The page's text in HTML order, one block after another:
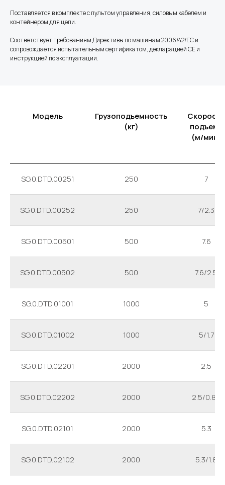
Поставляется в комплекте с пультом управления, силовым кабелем и
контейнером для цепи.
Соответствует требованиям Директивы по машинам 2006/42/EC и
сопровождается испытательным сертификатом, декларацией CE и
инструкцией по эксплуатации.
Модель
Грузоподъемность
(кг)
Скорость
подъема
(м/мин)
SG.0.DTD.00251 250 7
SG.0.DTD.00252 250 7/2.3
SG.0.DTD.00501 500 7.6
SG.0.DTD.00502 500 7.6/2.5
SG.0.DTD.01001 1000 5
SG.0.DTD.01002 1000 5/1.7
SG.0.DTD.02201 2000 2.5
SG.0.DTD.02202 2000 2.5/0.85
SG.0.DTD.02101 2000 5.3
SG.0.DTD.02102 2000 5.3/1.8